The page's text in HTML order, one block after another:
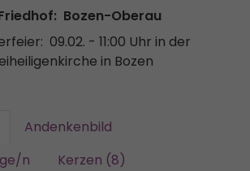
Bozen-Oberau
09.02. - 11:00 Uhr in der
in Bozen
Andenkenbild
n
Kerzen (8)